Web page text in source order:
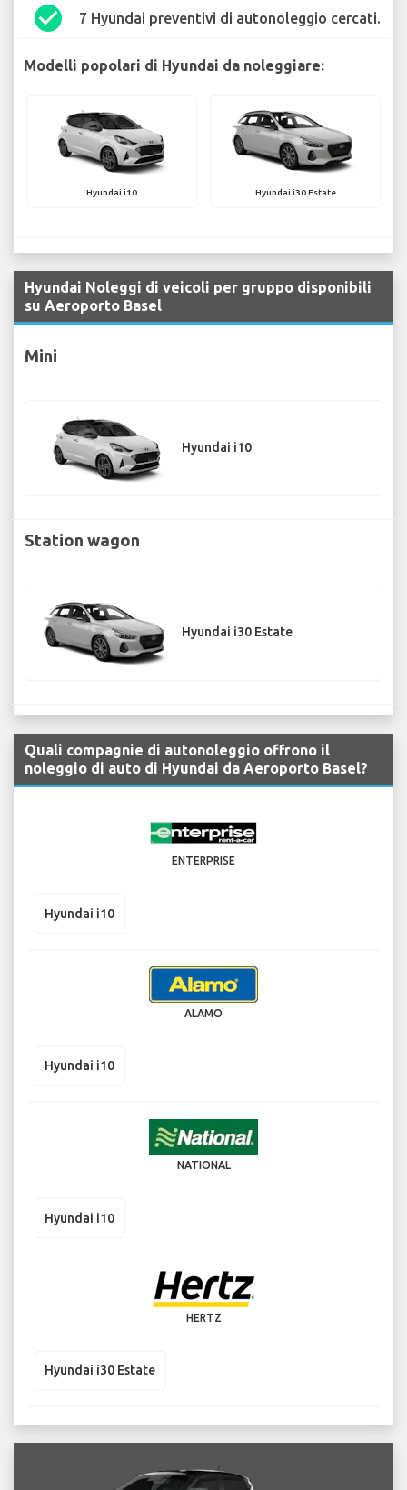
check_circle 7 Hyundai preventivi di autonoleggio cercati.
Modelli popolari di Hyundai da noleggiare:
Hyundai i10 Hyundai i30 Estate
Hyundai Noleggi di veicoli per gruppo disponibili
su Aeroporto Basel
Mini
Hyundai i10
Station wagon
Hyundai i30 Estate
Quali compagnie di autonoleggio offrono il
noleggio di auto di Hyundai da Aeroporto Basel?
ENTERPRISE
Hyundai i10
ALAMO
Hyundai i10
NATIONAL
Hyundai i10
HERTZ
Hyundai i30 Estate